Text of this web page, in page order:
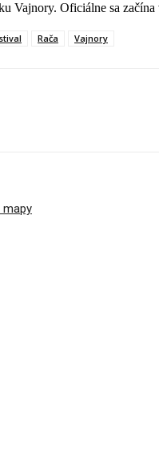
Vajnory. Oficiálne sa
Rača Vajnory
mapy